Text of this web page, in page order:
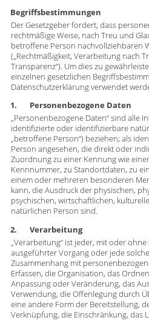
Begriffsbestimmungen
Der Gesetzgeber fordert, dass
rechtmäßige Weise, nach Treu und
betroffene Person nachvollziehbaren
(„Rechtmäßigkeit, Verarbeitung nach
Transparenz“). Um dies zu
einzelnen gesetzlichen
Datenschutzerklärung verwendet
1. Personenbezogene Daten
„Personenbezogene Daten“ sind alle
identifizierte oder identifizierbare
„betroffene Person“) beziehen; als
Person angesehen, die direkt oder
Zuordnung zu einer Kennung wie
Kennnummer, zu Standortdaten, zu
einem oder mehreren besonderen
kann, die Ausdruck der physischen,
psychischen, wirtschaftlichen,
natürlichen Person sind.
2. Verarbeitung
„Verarbeitung“ ist jeder, mit oder
ausgeführter Vorgang oder jede
Zusammenhang mit
Erfassen, die Organisation, das
Anpassung oder Veränderung, das
Verwendung, die Offenlegung durch
eine andere Form der Bereitstellung,
Verknüpfung, die Einschränkung, das